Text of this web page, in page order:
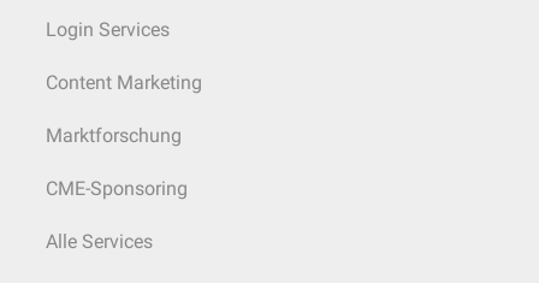
Login Services
Content Marketing
Marktforschung
CME-Sponsoring
Alle Services